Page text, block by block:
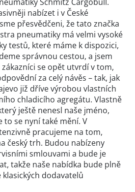
nabízet i v České
přesvědčeni, že tato značka
pneumatiky má velmi vysoké
testů, které máme k dispozici,
správnou cestou, a jsem
se opět utvrdí v tom,
za celý návěs – tak, jak
již dříve výrobou vlastních
chladicího agregátu. Vlastně
ještě nenesl naše jméno,
to se nyní také mění. V
pracujeme na tom,
český trh. Budou nabízeny
smlouvami a bude je
takže naše nabídka bude plně
dodavatelů